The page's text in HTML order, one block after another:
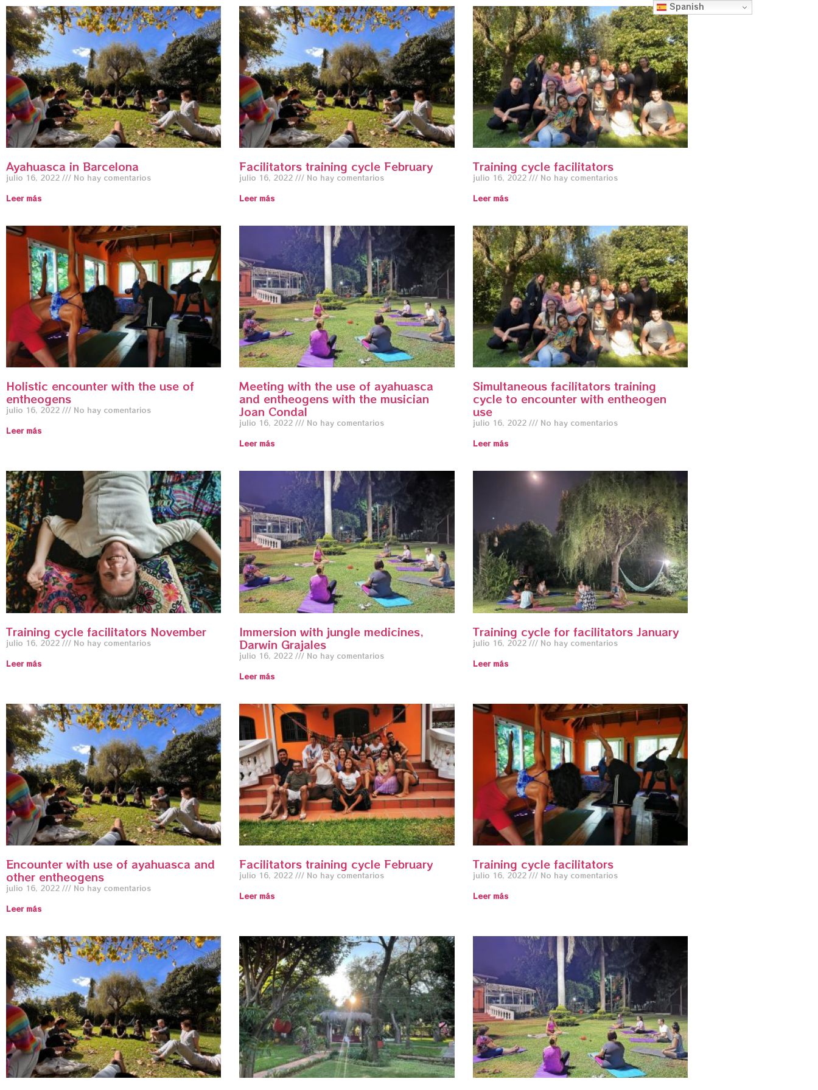
Ayahuasca in Barcelona
julio 16, 2022
No hay comentarios
Leer más
Facilitators training cycle February
julio 16, 2022
No hay comentarios
Leer más
Training cycle facilitators
julio 16, 2022
No hay comentarios
Leer más
Holistic encounter with the use of
entheogens
julio 16, 2022
No hay comentarios
Leer más
Meeting with the use of ayahuasca
and entheogens with the musician
Joan Condal
julio 16, 2022
No hay comentarios
Leer más
Simultaneous facilitators training
cycle to encounter with entheogen
use
julio 16, 2022
No hay comentarios
Leer más
Training cycle facilitators November
julio 16, 2022
No hay comentarios
Leer más
Immersion with jungle medicines,
Darwin Grajales
julio 16, 2022
No hay comentarios
Leer más
Training cycle for facilitators January
julio 16, 2022
No hay comentarios
Leer más
Encounter with use of ayahuasca and
other entheogens
julio 16, 2022
No hay comentarios
Leer más
Facilitators training cycle February
julio 16, 2022
No hay comentarios
Leer más
Training cycle facilitators
julio 16, 2022
No hay comentarios
Leer más
Spanish